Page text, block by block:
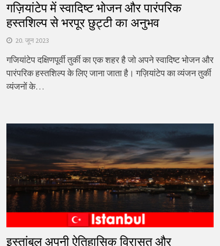
गज़ियांटेप में स्वादिष्ट भोजन और पारंपरिक
हस्तशिल्प से भरपूर छुट्टी का अनुभव
20. जून 2023
गजियांटेप दक्षिणपूर्वी तुर्की का एक शहर है जो अपने स्वादिष्ट भोजन और
पारंपरिक हस्तशिल्प के लिए जाना जाता है। गज़ियांटेप का व्यंजन तुर्की
व्यंजनों के…
इस्तांबुल अपनी ऐतिहासिक विरासत और